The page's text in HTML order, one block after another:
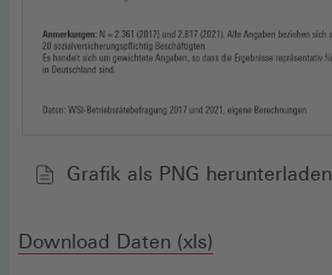
Grafik als PNG herunterladen
Download Daten (xls)